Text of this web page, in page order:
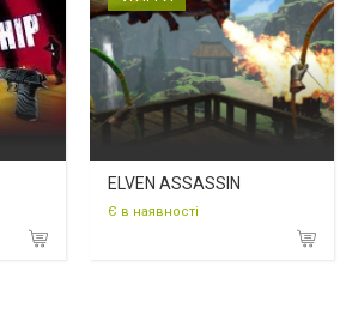
ELVEN ASSASSIN
Є в наявності